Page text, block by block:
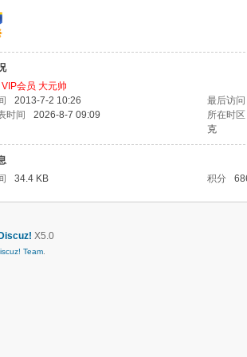
VIP会员 大元帅
2013-7-2 10:26
最后访问
时间
2026-8-7 09:09
所在时区
克
34.4 KB 积分
Discuz! X5.0
Team